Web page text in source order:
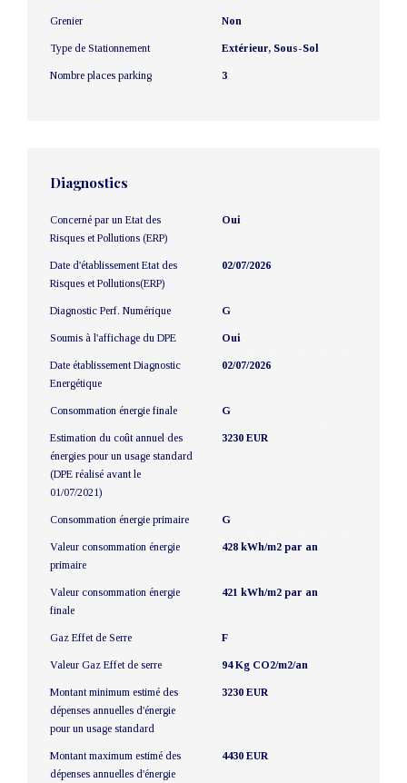
Grenier Non
Type de Stationnement Extérieur, Sous-Sol
Nombre places parking 3
Diagnostics
Concerné par un Etat des
Risques et Pollutions (ERP)
Oui
Date d'établissement Etat des
Risques et Pollutions(ERP)
02/07/2026
Diagnostic Perf. Numérique G
Soumis à l'affichage du DPE Oui
Date établissement Diagnostic
Energétique
02/07/2026
Consommation énergie finale G
Estimation du coût annuel des
énergies pour un usage standard
(DPE réalisé avant le
01/07/2021)
3230 EUR
Consommation énergie primaire G
Valeur consommation énergie
primaire
428 kWh/m2 par an
Valeur consommation énergie
finale
421 kWh/m2 par an
Gaz Effet de Serre F
Valeur Gaz Effet de serre 94 Kg CO2/m2/an
Montant minimum estimé des
dépenses annuelles d'énergie
pour un usage standard
3230 EUR
Montant maximum estimé des
dépenses annuelles d'énergie
4430 EUR